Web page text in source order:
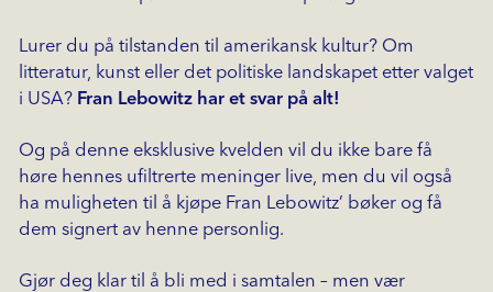
Lurer du på tilstanden til amerikansk kultur? Om
litteratur, kunst eller det politiske landskapet etter valget
i USA? Fran Lebowitz har et svar på alt!
Og på denne eksklusive kvelden vil du ikke bare få
høre hennes ufiltrerte meninger live, men du vil også
ha muligheten til å kjøpe Fran Lebowitz’ bøker og få
dem signert av henne personlig.
Gjør deg klar til å bli med i samtalen – men vær